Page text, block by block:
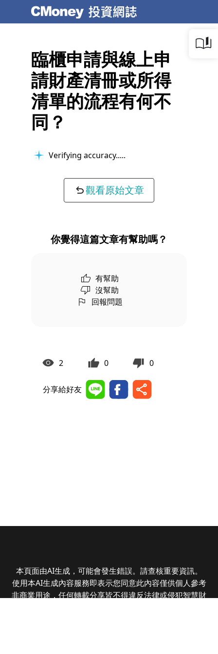
臨櫃申請與線上申
請財產清冊或所得
清單的流程有何不
同？
Verifying accuracy...
觀看原始文章
你覺得這篇文章有幫助嗎？
有幫助
沒幫助
回報問題
2 0 0
分享給好友
本頁面由AI生成，可能會發生錯誤。請查核重要資訊。
使用本AI生成內容服務即表示您同意此內容僅供個人參考
非商業用途，任何轉載分享皆不得違反法律或侵犯智慧財